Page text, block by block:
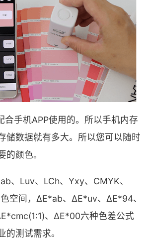
合手机APP使用的。所以手机内存
储数据就有多大。所以您可以随时
的颜色。
、Luv、LCh、Yxy、CMYK、
空间，ΔE*ab、ΔE*uv、ΔE*94、
、ΔE*00六种色差公式
的测试需求。